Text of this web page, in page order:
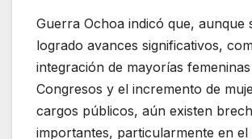
Guerra Ochoa indicó que, aunque
logrado avances significativos,
integración de mayorías
Congresos y el incremento de
cargos públicos, aún existen
importantes, particularmente en el